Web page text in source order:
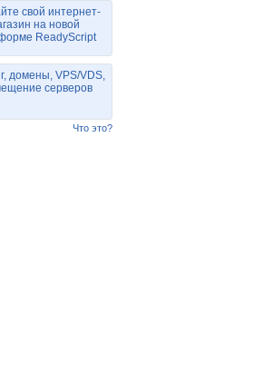
свой интернет-
на новой
ReadyScript
домены, VPS/VDS,
серверов
Что это?